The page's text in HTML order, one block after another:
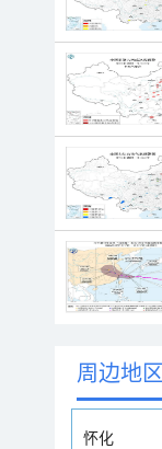
周边地区
怀化